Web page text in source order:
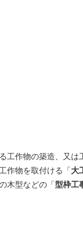
工作物の築造、又
作物を取付ける「 大
木型などの「 型枠工